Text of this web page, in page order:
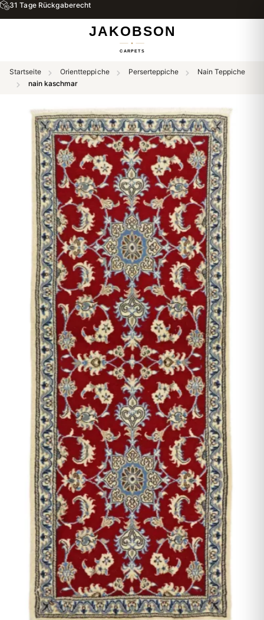
31 Tage Rückgaberecht
Startseite Orientteppiche Perserteppiche
Nain Teppiche
nain kaschmar